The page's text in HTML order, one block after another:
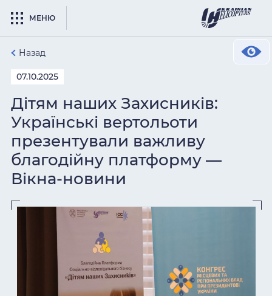
МЕНЮ
Назад
07.10.2025
Дітям наших Захисників:
Українські вертольоти
презентували важливу
благодійну платформу —
Вікна-новини